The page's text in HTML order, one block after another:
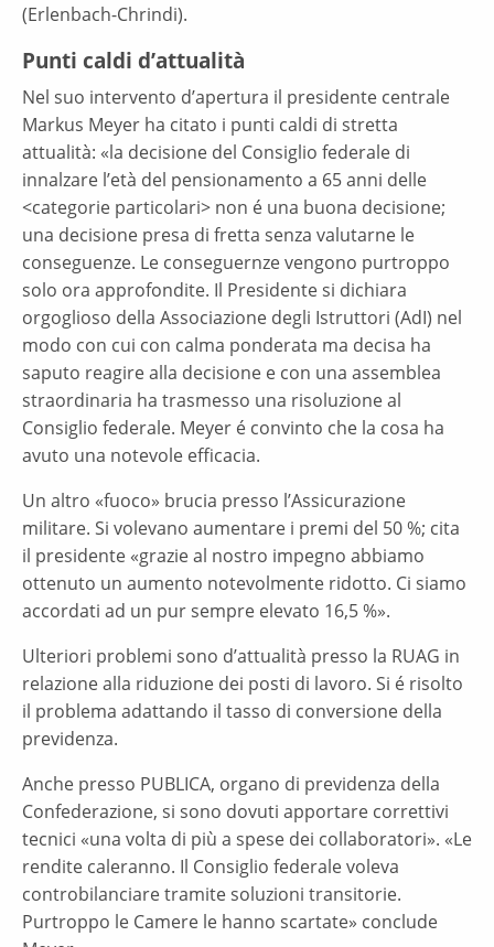
(Erlenbach-Chrindi).
Punti caldi d’attualità
Nel suo intervento d’apertura il presidente centrale
Markus Meyer ha citato i punti caldi di stretta
attualità: «la decisione del Consiglio federale di
innalzare l’età del pensionamento a 65 anni delle
<categorie particolari> non é una buona decisione;
una decisione presa di fretta senza valutarne le
conseguenze. Le conseguernze vengono purtroppo
solo ora approfondite. Il Presidente si dichiara
orgoglioso della Associazione degli Istruttori (AdI) nel
modo con cui con calma ponderata ma decisa ha
saputo reagire alla decisione e con una assemblea
straordinaria ha trasmesso una risoluzione al
Consiglio federale. Meyer é convinto che la cosa ha
avuto una notevole efficacia.
Un altro «fuoco» brucia presso l’Assicurazione
militare. Si volevano aumentare i premi del 50 %; cita
il presidente «grazie al nostro impegno abbiamo
ottenuto un aumento notevolmente ridotto. Ci siamo
accordati ad un pur sempre elevato 16,5 %».
Ulteriori problemi sono d’attualità presso la RUAG in
relazione alla riduzione dei posti di lavoro. Si é risolto
il problema adattando il tasso di conversione della
previdenza.
Anche presso PUBLICA, organo di previdenza della
Confederazione, si sono dovuti apportare correttivi
tecnici «una volta di più a spese dei collaboratori». «Le
rendite caleranno. Il Consiglio federale voleva
controbilanciare tramite soluzioni transitorie.
Purtroppo le Camere le hanno scartate» conclude